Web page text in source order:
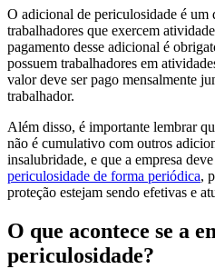
O adicional de periculosidade é
trabalhadores que exercem
pagamento desse adicional é
possuem trabalhadores em
valor deve ser pago mensalmente
trabalhador.
Além disso, é importante lembrar
não é cumulativo com outros
insalubridade, e que a empresa
periculosidade de forma periódica,
proteção estejam sendo efetivas e
O que acontece se a
periculosidade?